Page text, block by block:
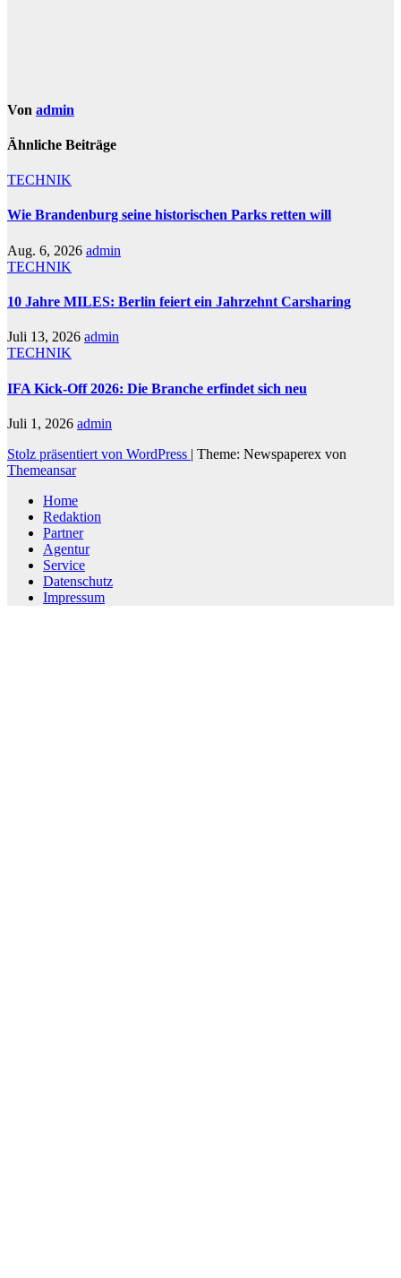
Von admin
Ähnliche Beiträge
TECHNIK
Wie Brandenburg seine historischen Parks retten will
Aug. 6, 2026 admin
TECHNIK
10 Jahre MILES: Berlin feiert ein Jahrzehnt Carsharing
Juli 13, 2026 admin
TECHNIK
IFA Kick-Off 2026: Die Branche erfindet sich neu
Juli 1, 2026 admin
Stolz präsentiert von WordPress | Theme: Newspaperex von
Themeansar
Home
Redaktion
Partner
Agentur
Service
Datenschutz
Impressum